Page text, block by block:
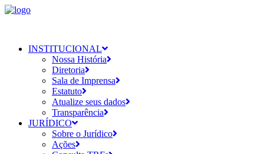
INSTITUCIONAL
Nossa História
Diretoria
Sala de Imprensa
Estatuto
Atualize seus dados
Transparência
JURÍDICO
Sobre o Jurídico
Ações